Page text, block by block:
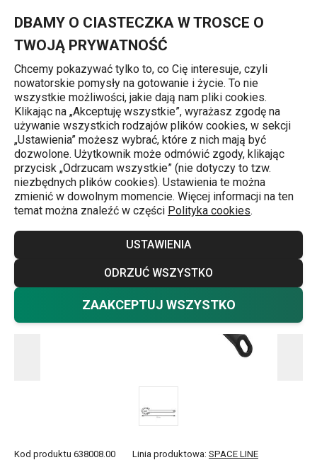
DBAMY O CIASTECZKA W TROSCE O
TWOJĄ PRYWATNOŚĆ
Chcemy pokazywać tylko to, co Cię interesuje, czyli
nowatorskie pomysły na gotowanie i życie. To nie
wszystkie możliwości, jakie dają nam pliki cookies.
Klikając na „Akceptuję wszystkie”, wyrażasz zgodę na
używanie wszystkich rodzajów plików cookies, w sekcji
„Ustawienia” możesz wybrać, które z nich mają być
dozwolone. Użytkownik może odmówić zgody, klikając
przycisk „Odrzucam wszystkie” (nie dotyczy to tzw.
niezbędnych plików cookies). Ustawienia te można
zmienić w dowolnym momencie. Więcej informacji na ten
temat można znaleźć w części Polityka cookies.
USTAWIENIA
ODRZUĆ WSZYSTKO
ZAAKCEPTUJ WSZYSTKO
Chochle
Łyżka do spaghetti SPACE LINE
Kod produktu 638008.00 Linia produktowa: SPACE LINE